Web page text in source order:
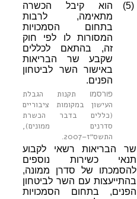
(5)
הוא קיבל הכשרה
מתאימה, לרבות
בתחום הסמכויות
המסורות לו לפי חוק
זה, בהתאם לכללים
שקבע שר הבריאות
באישור השר לביטחון
הפנים.
פורסמו תקנות הגבלת
העישון במקומות ציבוריים
(כללים בדבר הכשרת
סדרנים ממונים),
התשס״ז–2007
.
שר הבריאות רשאי לקבוע
תנאי כשירות נוספים
להסמכתו של סדרן ממונה,
בהתייעצות עם השר לביטחון
הפנים, בתחום הסמכויות